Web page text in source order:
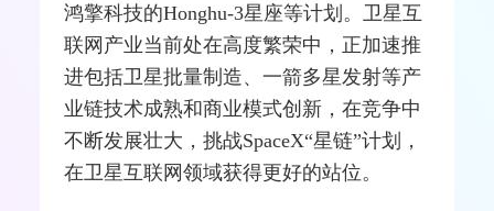
鸿擎科技的Honghu-3星座等计划。卫星互
联网产业当前处在高度繁荣中，正加速推
进包括卫星批量制造、一箭多星发射等产
业链技术成熟和商业模式创新，在竞争中
不断发展壮大，挑战SpaceX“星链”计划，
在卫星互联网领域获得更好的站位。